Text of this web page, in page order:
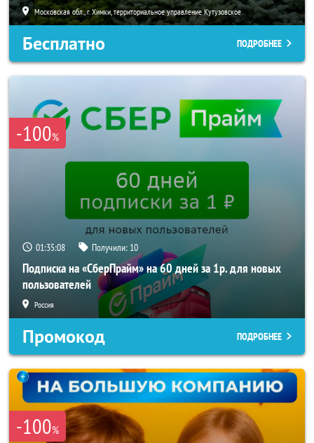
Московская обл., г. Химки, территориальное управление Кутузовское
Бесплатно ПОДРОБНЕЕ
-100%
01:35:06 Получили: 10
Подписка на «СберПрайм» на 60 дней за 1р. для новых
пользователей
Россия
Промокод ПОДРОБНЕЕ
-100%